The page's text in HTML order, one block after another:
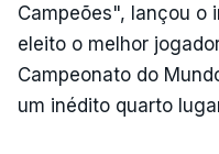
Campeões", lançou o
eleito o melhor
Campeonato do
um inédito quarto